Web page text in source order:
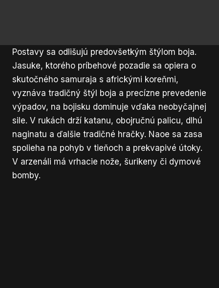
Postavy sa odlišujú predovšetkým štýlom boja.
Jasuke, ktorého príbehové pozadie sa opiera o
skutočného samuraja s africkými koreňmi,
vyznáva tradičný štýl boja a precízne prevedenie
výpadov, na bojisku dominuje vďaka neobyčajnej
sile. V rukách drží katanu, obojručnú palicu, dlhú
naginatu a ďalšie tradičné hračky. Naoe sa zasa
spolieha na pohyb v tieňoch a prekvapivé útoky.
V arzenáli má vrhacie nože, šurikeny či dymové
bomby.